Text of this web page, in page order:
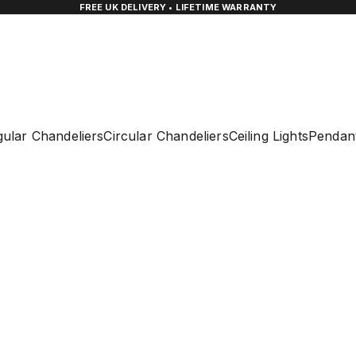
FREE UK DELIVERY • LIFETIME WARRANTY
ChandeliersCircular ChandeliersCeiling Lights